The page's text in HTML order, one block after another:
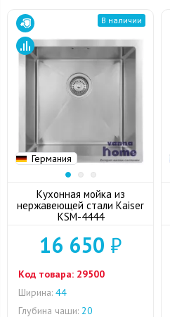
Германия
В наличии
Кухонная мойка из
нержавеющей стали Kaiser
KSM-4444
16 650 ₽
Код товара: 29500
Ширина: 44
Глубина чаши: 20